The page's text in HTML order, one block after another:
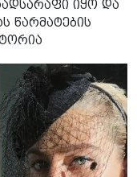
იყო და
წარმატების